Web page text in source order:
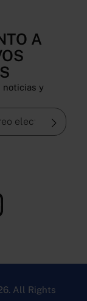
A
noticias y
All Rights